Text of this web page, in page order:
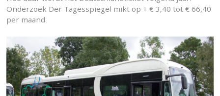
Onderzoek Der Tagesspiegel mikt op + € 3,40 tot € 66,40
per maand